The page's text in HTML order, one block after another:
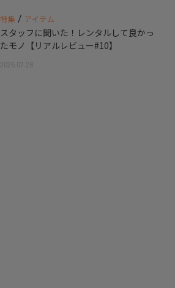
特集 / アイテム
スタッフに聞いた！レンタルして良かっ
たモノ【リアルレビュー#10】
2026.07.28